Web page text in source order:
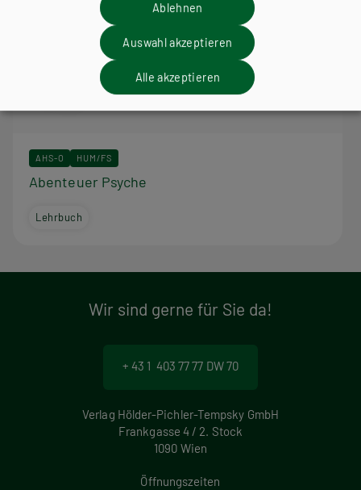
AHS-O HUM/FS
Abenteuer Psyche
Lehrbuch
Wir sind gerne für Sie da!
+ 43 1 403 77 77 DW 70
Verlag Hölder-Pichler-Tempsky GmbH
Frankgasse 4 / 2. Stock
1090 Wien
Öffnungszeiten
Ablehnen
Auswahl akzeptieren
Alle akzeptieren